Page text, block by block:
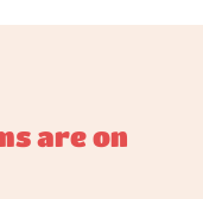
are on